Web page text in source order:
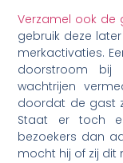
Verzamel ook de
gebruik deze
merkactivaties.
doorstroom bij
wachtrijen
doordat de gast
Staat er toch
bezoekers dan
mocht hij of zij